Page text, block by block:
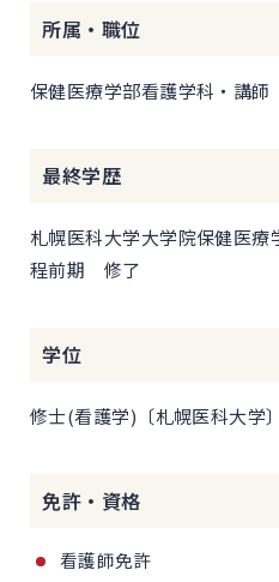
所属・職位
保健医療学部看護学科・講師
最終学歴
札幌医科大学大学院保健医
程前期 修了
学位
修士(看護学)〔札幌医科大学〕
免許・資格
看護師免許